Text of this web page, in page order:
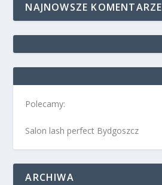
NAJNOWSZE KOMENTARZE
Polecamy:
Salon lash perfect Bydgoszcz
ARCHIWA